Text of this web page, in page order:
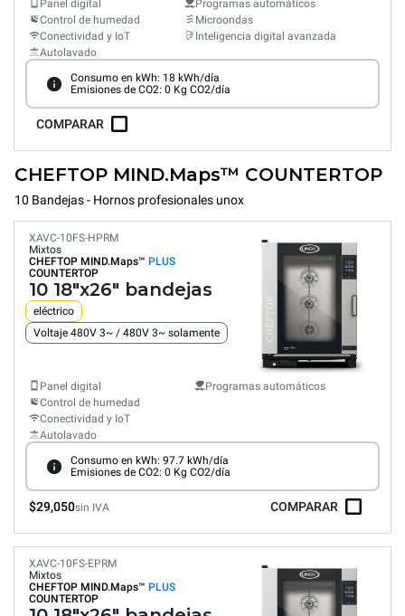
Panel digital
Control de humedad
Conectividad y IoT
Autolavado
Programas automáticos
Microondas
Inteligencia digital avanzada
Consumo en kWh: 18 kWh/día
Emisiones de CO2: 0 Kg CO2/día
COMPARAR
CHEFTOP MIND.Maps™ COUNTERTOP
10 Bandejas - Hornos profesionales unox
XAVC-10FS-HPRM
Mixtos
CHEFTOP MIND.Maps™ PLUS
COUNTERTOP
10 18"x26" bandejas
eléctrico
Voltaje 480V 3~ / 480V 3~ solamente
Panel digital
Control de humedad
Conectividad y IoT
Autolavado
Programas automáticos
Consumo en kWh: 97.7 kWh/día
Emisiones de CO2: 0 Kg CO2/día
$29,050sin IVA COMPARAR
XAVC-10FS-EPRM
Mixtos
CHEFTOP MIND.Maps™ PLUS
COUNTERTOP